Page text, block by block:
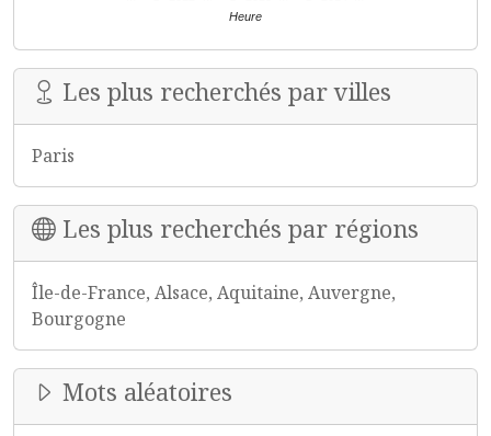
Heure
Les plus recherchés par villes
Paris
Les plus recherchés par régions
Île-de-France, Alsace, Aquitaine, Auvergne,
Bourgogne
Mots aléatoires